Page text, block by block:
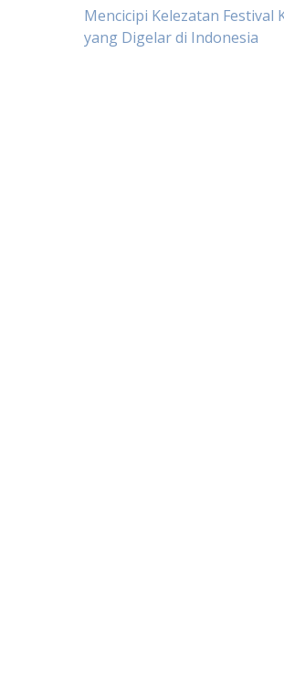
Post
Mencicipi Kelezatan
yang Digelar di Indonesia